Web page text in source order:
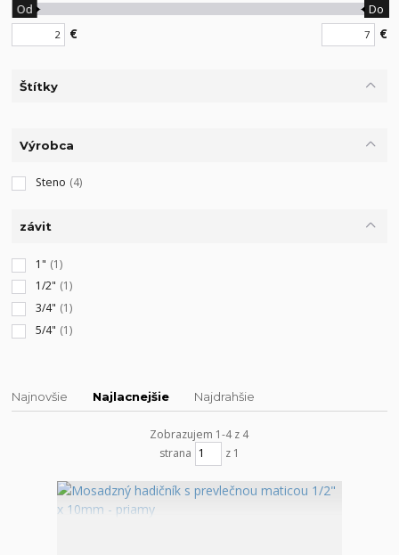
€
Od Do
€
Štítky
Výrobca
Steno (4)
závit
1" (1)
1/2" (1)
3/4" (1)
5/4" (1)
Najnovšie Najlacnejšie Najdrahšie
Zobrazujem 1-4 z 4
strana
z 1